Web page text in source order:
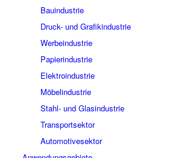
Bauindustrie
Druck- und Grafikindustrie
Werbeindustrie
Papierindustrie
Elektroindustrie
Möbelindustrie
Stahl- und Glasindustrie
Transportsektor
Automotivesektor